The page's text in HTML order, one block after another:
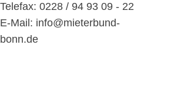
Telefax: 0228 / 94 93 09 - 22
E-Mail: info@mieterbund-
bonn.de